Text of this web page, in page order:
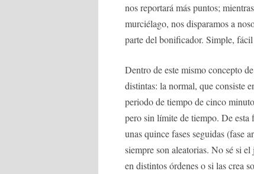
nos reportará más puntos;
murciélago, nos disparamos a
parte del bonificador. Simple,
Dentro de este mismo concepto
distintas: la normal, que consiste
periodo de tiempo de cinco
pero sin límite de tiempo. De esta
unas quince fases seguidas (fase
siempre son aleatorias. No sé si
en distintos órdenes o si las crea